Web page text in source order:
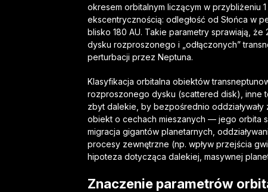
okresem orbitalnym liczącym w przybliżeniu
ekscentrycznością: odległość od Słońca w
blisko 180 AU. Takie parametry sprawiają,
dysku rozproszonego i „odłączonych”
perturbacji przez Neptuna.
Klasyfikacja orbitalna obiektów
rozproszonego dysku (scattered disk), inne
zbyt dalekie, by bezpośrednio
obiekt o cechach mieszanych — jego orbita
migracja gigantów planetarnych,
procesy zewnętrzne (np. wpływ przejścia
hipoteza dotycząca dalekiej, masywnej
Znaczenie parametrów